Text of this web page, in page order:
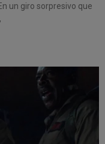
un giro sorpresivo que